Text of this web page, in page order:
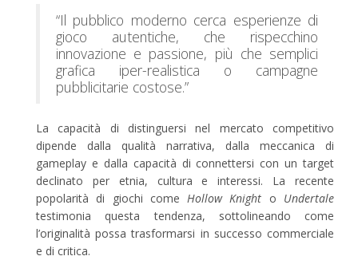
“Il pubblico moderno cerca esperienze di
gioco autentiche, che rispecchino
innovazione e passione, più che semplici
grafica iper-realistica o campagne
pubblicitarie costose.”
La capacità di distinguersi nel mercato competitivo
dipende dalla qualità narrativa, dalla meccanica di
gameplay e dalla capacità di connettersi con un target
declinato per etnia, cultura e interessi. La recente
popolarità di giochi comeHollow Knight o Undertale
testimonia questa tendenza, sottolineando come
l’originalità possa trasformarsi in successo commerciale
e di critica.